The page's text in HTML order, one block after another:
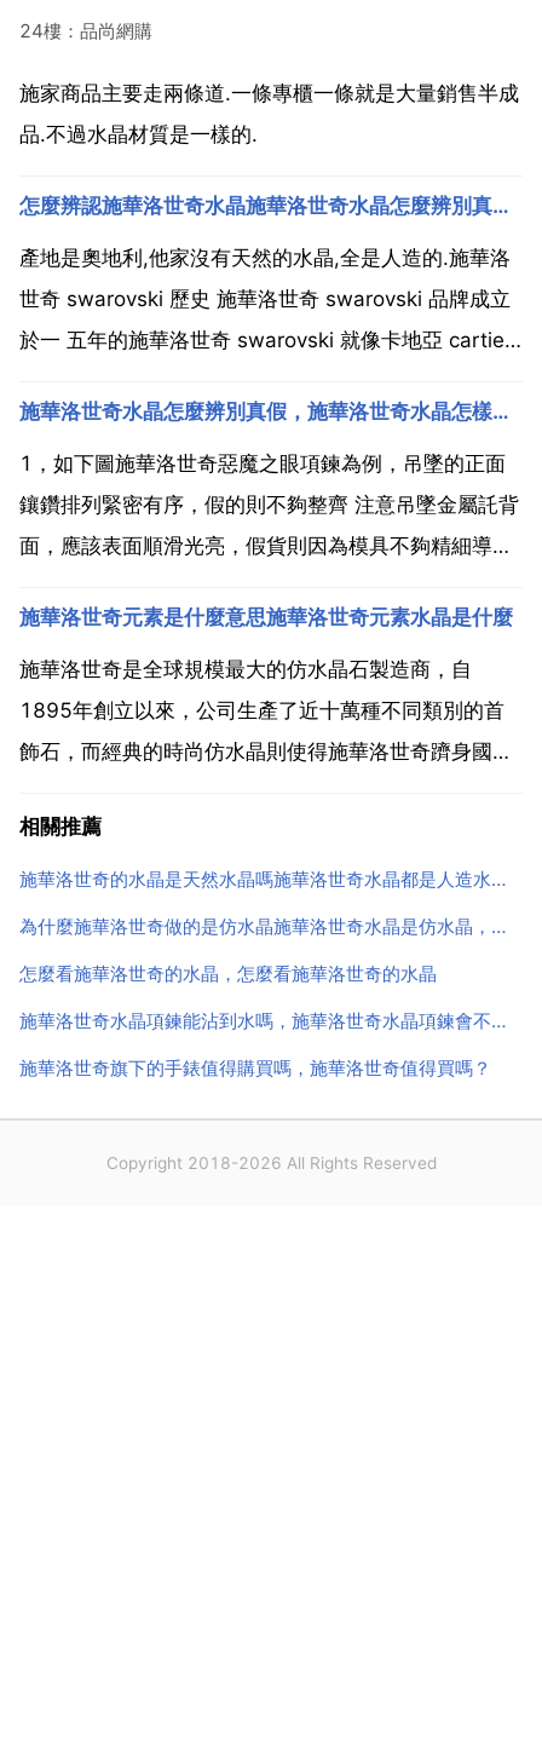
24樓：品尚網購
施家商品主要走兩條道.一條專櫃一條就是大量銷售半成
品.不過水晶材質是一樣的.
怎麼辨認施華洛世奇水晶施華洛世奇水晶怎麼辨別真假？
產地是奧地利,他家沒有天然的水晶,全是人造的.施華洛
世奇 swarovski 歷史 施華洛世奇 swarovski 品牌成立
於一 五年的施華洛世奇 swarovski 就像卡地亞 cartier
樣，風光的歷史正是他們最寶貴也...
施華洛世奇水晶怎麼辨別真假，施華洛世奇水晶怎樣鑑別真偽？
1，如下圖施華洛世奇惡魔之眼項鍊為例，吊墜的正面
鑲鑽排列緊密有序，假的則不夠整齊 注意吊墜金屬託背
面，應該表面順滑光亮，假貨則因為模具不夠精細導致
華洛世奇的包裝是深藍色的 手拎袋 外包裝盒 內包裝盒
均是 防偽做的也很好，底紋都是漸變大小的格子，沒有
一...
施華洛世奇元素是什麼意思施華洛世奇元素水晶是什麼
施華洛世奇是全球規模最大的仿水晶石製造商，自
1895年創立以來，公司生產了近十萬種不同類別的首
飾石，而經典的時尚仿水晶則使得施華洛世奇躋身國際
庭的姓氏，只是，在奧地利，享有這個姓氏就是一種榮
譽。它是如此地著名，同時還因為它是一個名...
相關推薦
施華洛世奇的水晶是天然水晶嗎施華洛世奇水晶都是人造水晶嗎？
為什麼施華洛世奇做的是仿水晶施華洛世奇水晶是仿水晶，為啥還那麼貴
怎麼看施華洛世奇的水晶，怎麼看施華洛世奇的水晶
施華洛世奇水晶項鍊能沾到水嗎，施華洛世奇水晶項鍊會不會褪色？
施華洛世奇旗下的手錶值得購買嗎，施華洛世奇值得買嗎？
Copyright 2018-2026 All Rights Reserved